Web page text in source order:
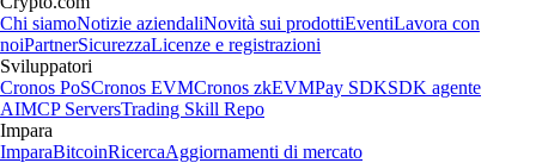
Chi siamoNotizie aziendaliNovità sui prodottiEventiLavora con
noiPartnerSicurezzaLicenze e registrazioni
Sviluppatori
Cronos PoSCronos EVMCronos zkEVMPay SDKSDK agente
AIMCP ServersTrading Skill Repo
Impara
ImparaBitcoinRicercaAggiornamenti di mercato